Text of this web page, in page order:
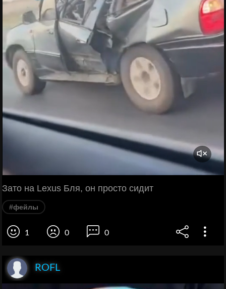
Зато на Lexus Бля, он просто сидит
#фейлы
1 0 0
ROFL